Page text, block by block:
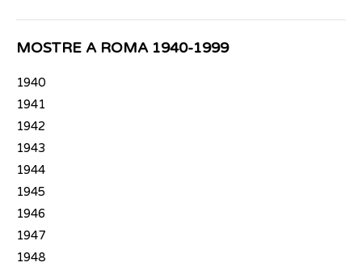
MOSTRE A ROMA 1940-1999
1940
1941
1942
1943
1944
1945
1946
1947
1948